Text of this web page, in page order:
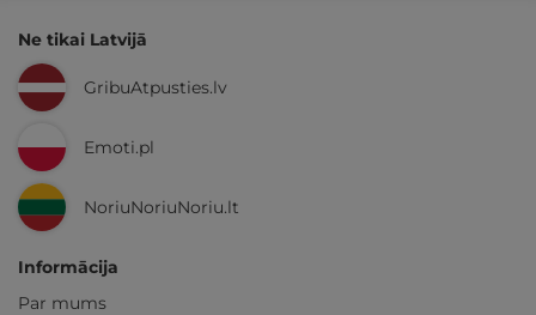
Ne tikai Latvijā
GribuAtpusties.lv
Emoti.pl
NoriuNoriuNoriu.lt
Informācija
Par mums